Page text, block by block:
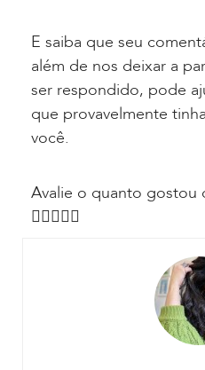
E saiba que seu
além de nos deixar a
ser respondido, pode
que provavelmente
você.
Avalie o quanto gostou
